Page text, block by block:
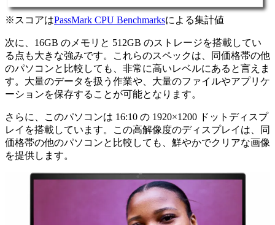
※スコアはPassMark CPU Benchmarksによる集計値
次に、16GB のメモリと 512GB のストレージを搭載してい
る点も大きな強みです。これらのスペックは、同価格帯の他
のパソコンと比較しても、非常に高いレベルにあると言えま
す。大量のデータを扱う作業や、大量のファイルやアプリケ
ーションを保存することが可能となります。
さらに、このパソコンは 16:10 の 1920×1200 ドットディスプ
レイを搭載しています。この高解像度のディスプレイは、同
価格帯の他のパソコンと比較しても、鮮やかでクリアな画像
を提供します。